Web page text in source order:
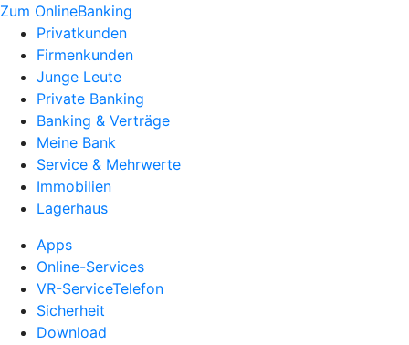
Zum OnlineBanking
Privatkunden
Firmenkunden
Junge Leute
Private Banking
Banking & Verträge
Meine Bank
Service & Mehrwerte
Immobilien
Lagerhaus
Apps
Online-Services
VR-ServiceTelefon
Sicherheit
Download